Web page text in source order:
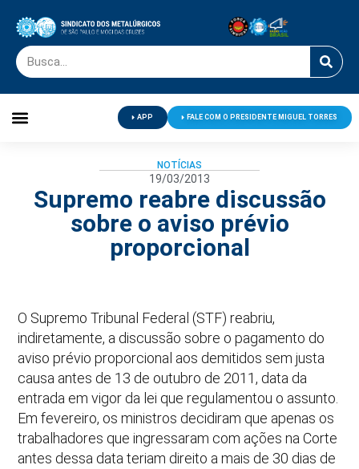
APP FALE COM O PRESIDENTE MIGUEL TORRES
NOTÍCIAS
19/03/2013
Supremo reabre discussão
sobre o aviso prévio
proporcional
O Supremo Tribunal Federal (STF) reabriu,
indiretamente, a discussão sobre o pagamento do
aviso prévio proporcional aos demitidos sem justa
causa antes de 13 de outubro de 2011, data da
entrada em vigor da lei que regulamentou o assunto.
Em fevereiro, os ministros decidiram que apenas os
trabalhadores que ingressaram com ações na Corte
antes dessa data teriam direito a mais de 30 dias de